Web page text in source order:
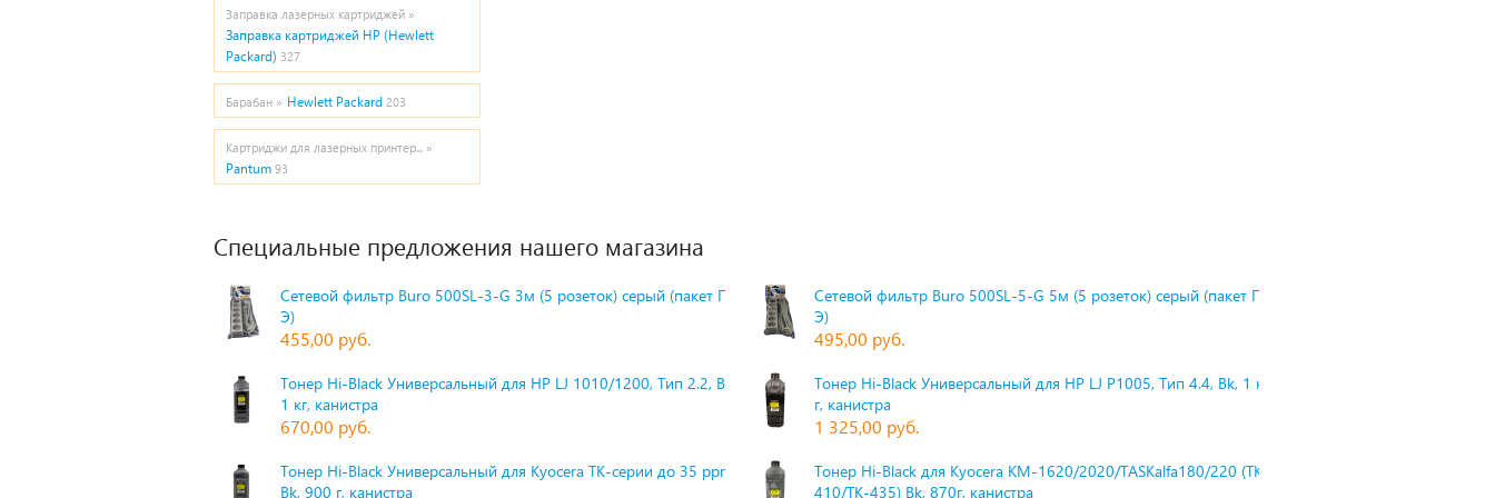
Заправка лазерных картриджей »
Заправка картриджей HP (Hewlett
Packard) 327
Барабан » Hewlett Packard 203
Картриджи для лазерных принтер... »
Pantum 93
Специальные предложения нашего магазина
Сетевой фильтр Buro 500SL-3-G 3м (5 розеток) серый (пакет П
Э)
455,00 руб.
Сетевой фильтр Buro 500SL-5-G 5м (5 розеток) серый (пакет П
Э)
495,00 руб.
Тонер Hi-Black Универсальный для HP LJ 1010/1200, Тип 2.2, Bk,
1 кг, канистра
670,00 руб.
Тонер Hi-Black Универсальный для HP LJ P1005, Тип 4.4, Bk, 1 к
г, канистра
1 325,00 руб.
Тонер Hi-Black Универсальный для Kyocera TK-серии до 35 ppm,
Bk, 900 г, канистра
Тонер Hi-Black для Kyocera KM-1620/2020/TASKalfa180/220 (TK-
410/TK-435) Bk, 870г, канистра